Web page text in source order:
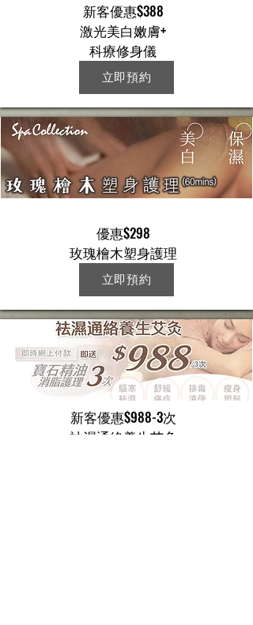
新客優惠$388
激光美白嫩膚+
科療修身儀
立即預約
優惠$298
玫瑰檜木塑身護理
立即預約
新客優惠$988-3次​
袪濕通絡養生艾灸